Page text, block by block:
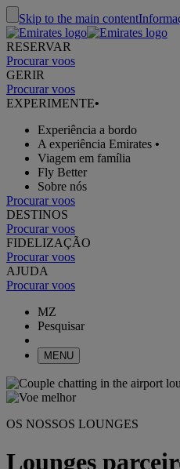
Skip to the main content
RESERVAR
Procurar voos
GERIR
Procurar voos
EXPERIMENTE•
Experiência a bordo
A experiência Emirates •
Viagem em família
Fly Better
Sobre nós
Procurar voos
DESTINOS
Procurar voos
FIDELIZAÇÃO
Procurar voos
AJUDA
Procurar voos
MZ
Pesquisar
MENU
OS NOSSOS LOUNGES
Lounges